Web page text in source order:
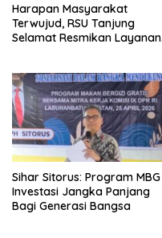
Harapan Masyarakat
Terwujud, RSU Tanjung
Selamat Resmikan Layanan
Sihar Sitorus: Program MBG
Investasi Jangka Panjang
Bagi Generasi Bangsa